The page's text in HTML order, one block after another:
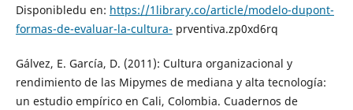
Disponibledu en: https://1library.co/article/modelo-dupont-
formas-de-evaluar-la-cultura- prventiva.zp0xd6rq
Gálvez, E. García, D. (2011): Cultura organizacional y
rendimiento de las Mipymes de mediana y alta tecnología:
un estudio empírico en Cali, Colombia. Cuadernos de